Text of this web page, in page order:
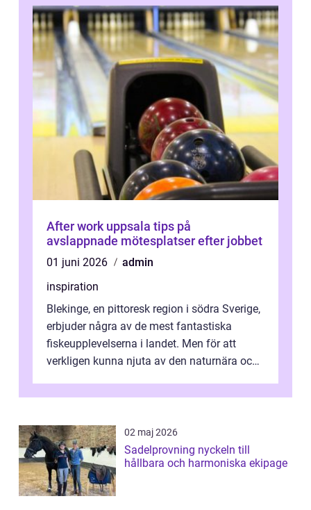
After work uppsala tips på
avslappnade mötesplatser efter jobbet
01 juni 2026
admin
inspiration
Blekinge, en pittoresk region i södra Sverige,
erbjuder några av de mest fantastiska
fiskeupplevelserna i landet. Men för att
verkligen kunna njuta av den naturnära och
02 maj 2026
Sadelprovning nyckeln till
hållbara och harmoniska ekipage